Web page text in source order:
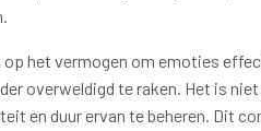
het vermogen om emoties
overweldigd te raken. Het is
en duur ervan te beheren. Dit